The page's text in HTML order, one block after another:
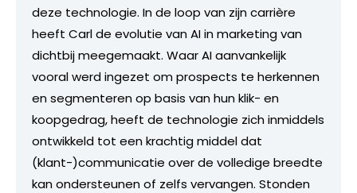
deze technologie. In de loop van zijn carrière
heeft Carl de evolutie van AI in marketing van
dichtbij meegemaakt. Waar AI aanvankelijk
vooral werd ingezet om prospects te herkennen
en segmenteren op basis van hun klik- en
koopgedrag, heeft de technologie zich inmiddels
ontwikkeld tot een krachtig middel dat
(klant-)communicatie over de volledige breedte
kan ondersteunen of zelfs vervangen. Stonden